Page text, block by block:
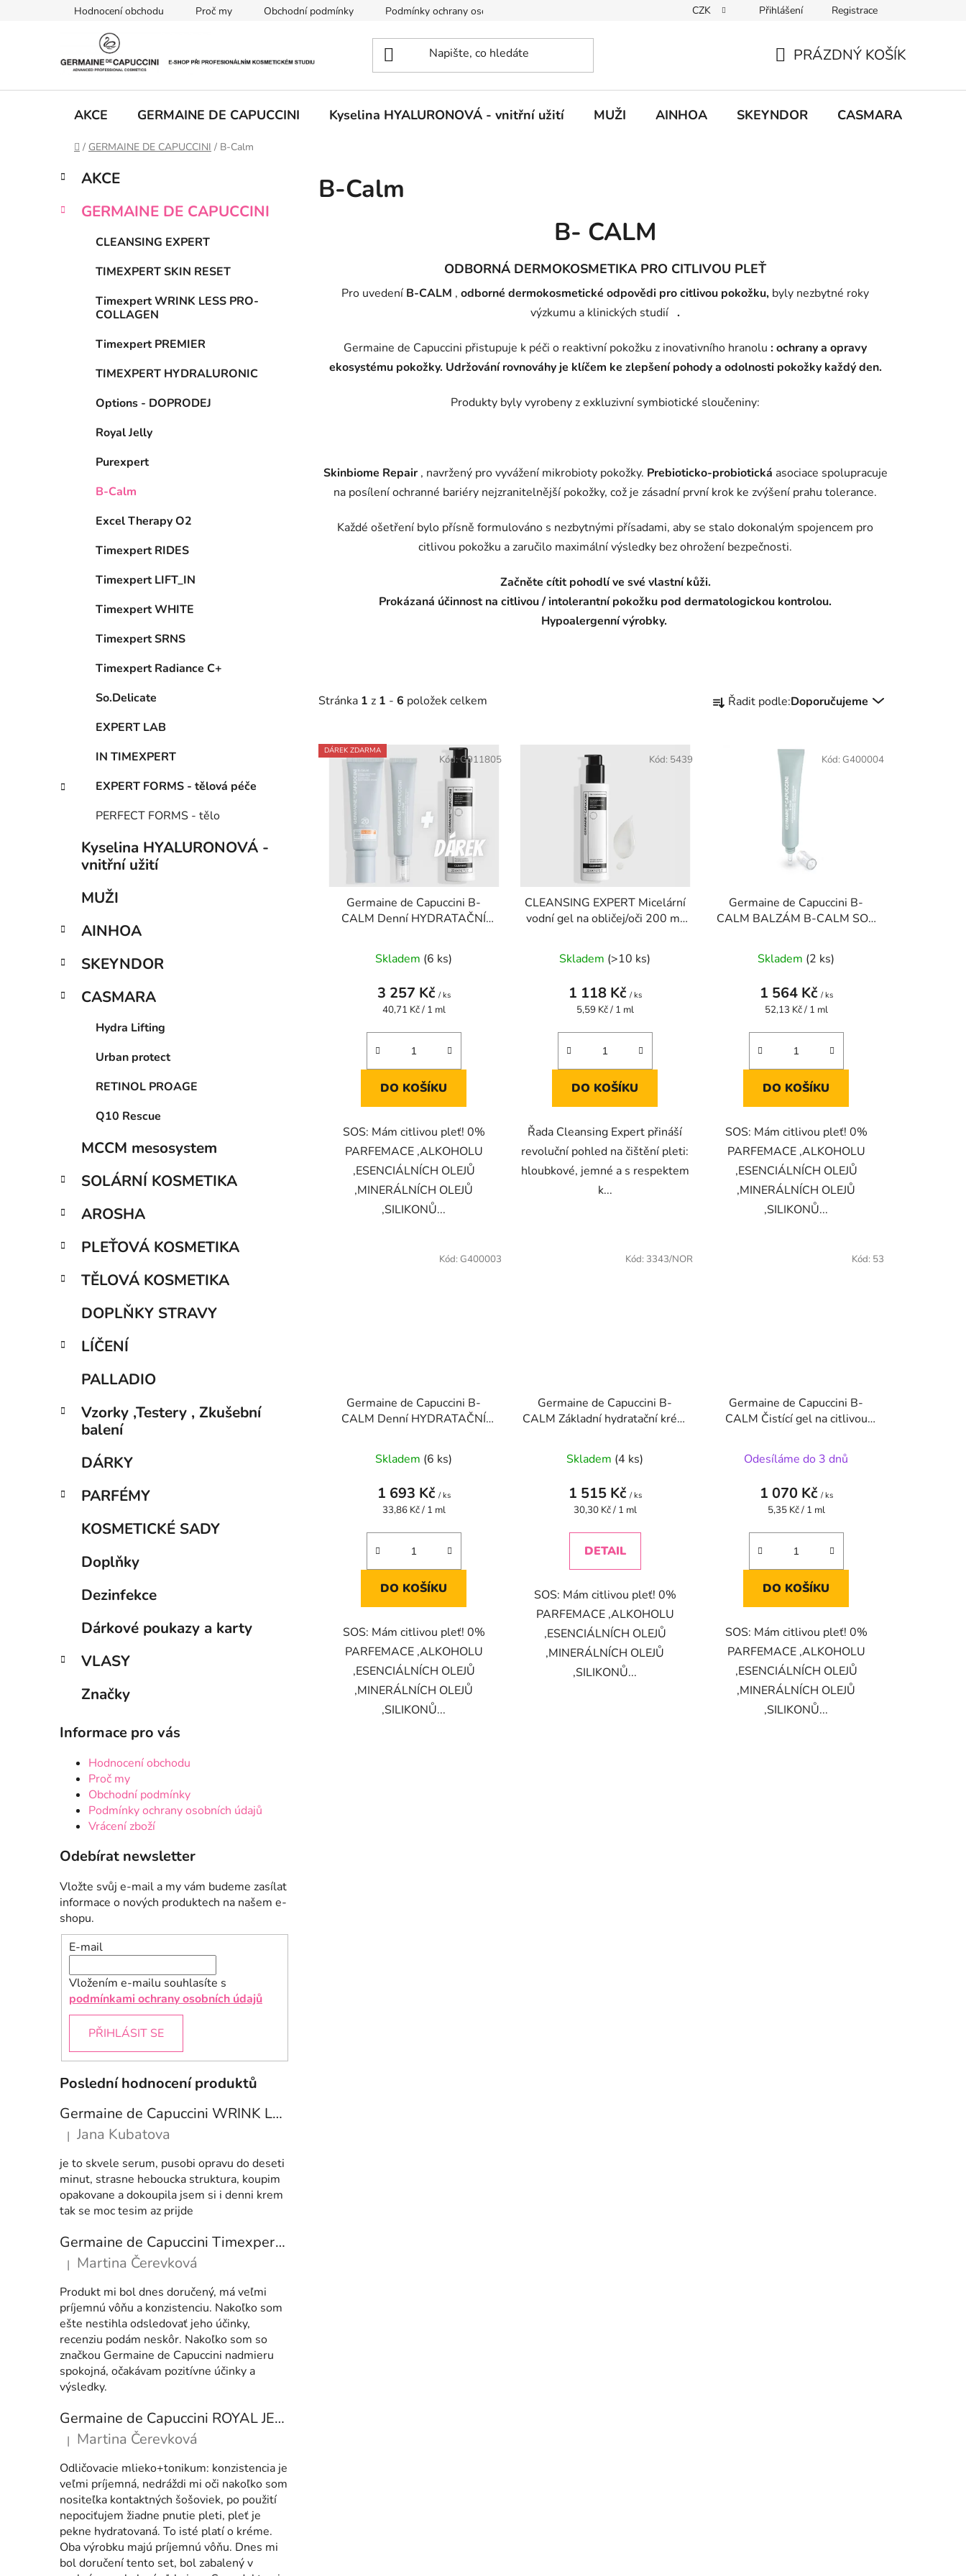
Hodnocení obchodu Proč my Obchodní podmínky Podmínky ochrany osobních údajů CZK Přihlášení Registrace
KOŠÍK
PRÁZDNÝ KOŠÍK
AKCE GERMAINE DE CAPUCCINI Kyselina HYALURONOVÁ - vnitřní užití MUŽI AINHOA SKEYNDOR CASMARA
Domů
/ GERMAINE DE CAPUCCINI / B-Calm
P
s
Přeskočit
kategorie
K
a
e
AKCE
GERMAINE DE CAPUCCINI
CLEANSING EXPERT
TIMEXPERT SKIN RESET
Timexpert WRINK LESS PRO-
COLLAGEN
Timexpert PREMIER
TIMEXPERT HYDRALURONIC
Options - DOPRODEJ
Royal Jelly
Purexpert
B-Calm
Excel Therapy O2
Timexpert RIDES
Timexpert LIFT_IN
Timexpert WHITE
Timexpert SRNS
Timexpert Radiance C+
So.Delicate
EXPERT LAB
IN TIMEXPERT
EXPERT FORMS - tělová péče
PERFECT FORMS - tělo
Kyselina HYALURONOVÁ -
vnitřní užití
MUŽI
AINHOA
SKEYNDOR
CASMARA
Hydra Lifting
Urban protect
RETINOL PROAGE
Q10 Rescue
MCCM mesosystem
SOLÁRNÍ KOSMETIKA
AROSHA
PLEŤOVÁ KOSMETIKA
TĚLOVÁ KOSMETIKA
DOPLŇKY STRAVY
LÍČENÍ
PALLADIO
Vzorky ,Testery , Zkušební
balení
DÁRKY
PARFÉMY
KOSMETICKÉ SADY
Doplňky
Dezinfekce
Dárkové poukazy a karty
VLASY
Značky
Informace pro vás
Hodnocení obchodu
Proč my
Obchodní podmínky
Podmínky ochrany osobních údajů
Vrácení zboží
Odebírat newsletter
Vložte svůj e-mail a my vám budeme zasílat
informace o nových produktech na našem e-
shopu.
E-mail
Vložením e-mailu souhlasíte s
podmínkami ochrany osobních údajů
PŘIHLÁSIT SE
Poslední hodnocení produktů
Germaine de Capuccini WRINK LESS PRO-COLLAGEN Prokolagenové sérum proti vráskám 50 ml
Hodnocení produktu je 5 z 5 hvězdiček.
| Jana Kubatova
je to skvele serum, pusobi opravu do deseti
minut, strasne heboucka struktura, koupim
opakovane a dokoupila jsem si i denni krem
tak se moc tesim az prijde
Germaine de Capuccini Timexpert SRNS NIGHT Recovery Comfort Cream- regenerační noční krém 50 ml
Hodnocení produktu je 5 z 5 hvězdiček.
| Martina Čerevková
Produkt mi bol dnes doručený, má veľmi
príjemnú vôňu a konzistenciu. Nakoľko som
ešte nestihla odsledovať jeho účinky,
recenziu podám neskôr. Nakoľko som so
značkou Germaine de Capuccini nadmieru
spokojná, očakávam pozitívne účinky a
výsledky.
Germaine de Capuccini ROYAL JELLY set COMFORT (KRÉM & MLÉKO+TONIKUM)
Hodnocení produktu je 5 z 5 hvězdiček.
| Martina Čerevková
Odličovacie mlieko+tonikum: konzistencia je
veľmi príjemná, nedráždi mi oči nakoľko som
nositeľka kontaktných šošoviek, po použití
nepociťujem žiadne pnutie pleti, pleť je
pekne hydratovaná. To isté platí o kréme.
Oba výrobku majú príjemnú vôňu. Dnes mi
bol doručení tento set, bol zabalený v
B-Calm
B- CALM
ODBORNÁ DERMOKOSMETIKA PRO CITLIVOU PLEŤ
Pro uvedení B-CALM , odborné dermokosmetické odpovědi pro citlivou pokožku, byly nezbytné roky
výzkumu a klinických studií .
Germaine de Capuccini přistupuje k péči o reaktivní pokožku z inovativního hranolu : ochrany a opravy
ekosystému pokožky. Udržování rovnováhy je klíčem ke zlepšení pohody a odolnosti pokožky každý den.
Produkty byly vyrobeny z exkluzivní symbiotické sloučeniny:
Skinbiome Repair , navržený pro vyvážení mikrobioty pokožky. Prebioticko-probiotická asociace spolupracuje
na posílení ochranné bariéry nejzranitelnější pokožky, což je zásadní první krok ke zvýšení prahu tolerance.
Každé ošetření bylo přísně formulováno s nezbytnými přísadami, aby se stalo dokonalým spojencem pro
citlivou pokožku a zaručilo maximální výsledky bez ohrožení bezpečnosti.
Začněte cítit pohodlí ve své vlastní kůži.
Prokázaná účinnost na citlivou / intolerantní pokožku pod dermatologickou kontrolou.
Hypoalergenní výrobky.
Stránka 1 z 1 - 6 položek celkem
a
t
Řadit podle:Doporučujeme
V
ý
DÁREK ZDARMA
Germaine de Capuccini B-
CALM Denní HYDRATAČNÍ
Skladem (6 ks)
3 257 Kč / ks
Měrná
40,71 Kč / 1 ml
DO KOŠÍKU
SOS: Mám citlivou pleť! 0%
PARFEMACE ,ALKOHOLU
,ESENCIÁLNÍCH OLEJŮ
,MINERÁLNÍCH OLEJŮ
,SILIKONŮ...
Kód:G911805
CLEANSING EXPERT Micelární
vodní gel na obličej/oči 200 ml
BAMBUSOVÉ BAVLNĚNÉ
ODLIČOVACÍ TAMPONKY 4 KS
Skladem (>10 ks)
1 118 Kč / ks
Měrná
5,59 Kč / 1 ml
DO KOŠÍKU
Řada Cleansing Expert přináší
revoluční pohled na čištění pleti:
hloubkové, jemné a s respektem
k...
Kód: 5439
Germaine de Capuccini B-
CALM BALZÁM B-CALM SOS
Skladem (2 ks)
1 564 Kč / ks
Měrná
52,13 Kč / 1 ml
DO KOŠÍKU
SOS: Mám citlivou pleť! 0%
PARFEMACE ,ALKOHOLU
,ESENCIÁLNÍCH OLEJŮ
,MINERÁLNÍCH OLEJŮ
,SILIKONŮ...
Kód: G400004
Germaine de Capuccini B-
CALM Denní HYDRATAČNÍ
Skladem (6 ks)
1 693 Kč / ks
Měrná
33,86 Kč / 1 ml
DO KOŠÍKU
SOS: Mám citlivou pleť! 0%
PARFEMACE ,ALKOHOLU
,ESENCIÁLNÍCH OLEJŮ
,MINERÁLNÍCH OLEJŮ
,SILIKONŮ...
Kód: G400003
Germaine de Capuccini B-
CALM Základní hydratační krém
Skladem (4 ks)
1 515 Kč / ks
Měrná
30,30 Kč / 1 ml
DETAIL
SOS: Mám citlivou pleť! 0%
PARFEMACE ,ALKOHOLU
,ESENCIÁLNÍCH OLEJŮ
,MINERÁLNÍCH OLEJŮ
,SILIKONŮ...
Kód: 3343/NOR
Germaine de Capuccini B-
CALM Čistící gel na citlivou
DOPRODEJ
Odesíláme do 3 dnů
1 070 Kč / ks
Měrná
5,35 Kč / 1 ml
DO KOŠÍKU
SOS: Mám citlivou pleť! 0%
PARFEMACE ,ALKOHOLU
,ESENCIÁLNÍCH OLEJŮ
,MINERÁLNÍCH OLEJŮ
,SILIKONŮ...
Kód: 53